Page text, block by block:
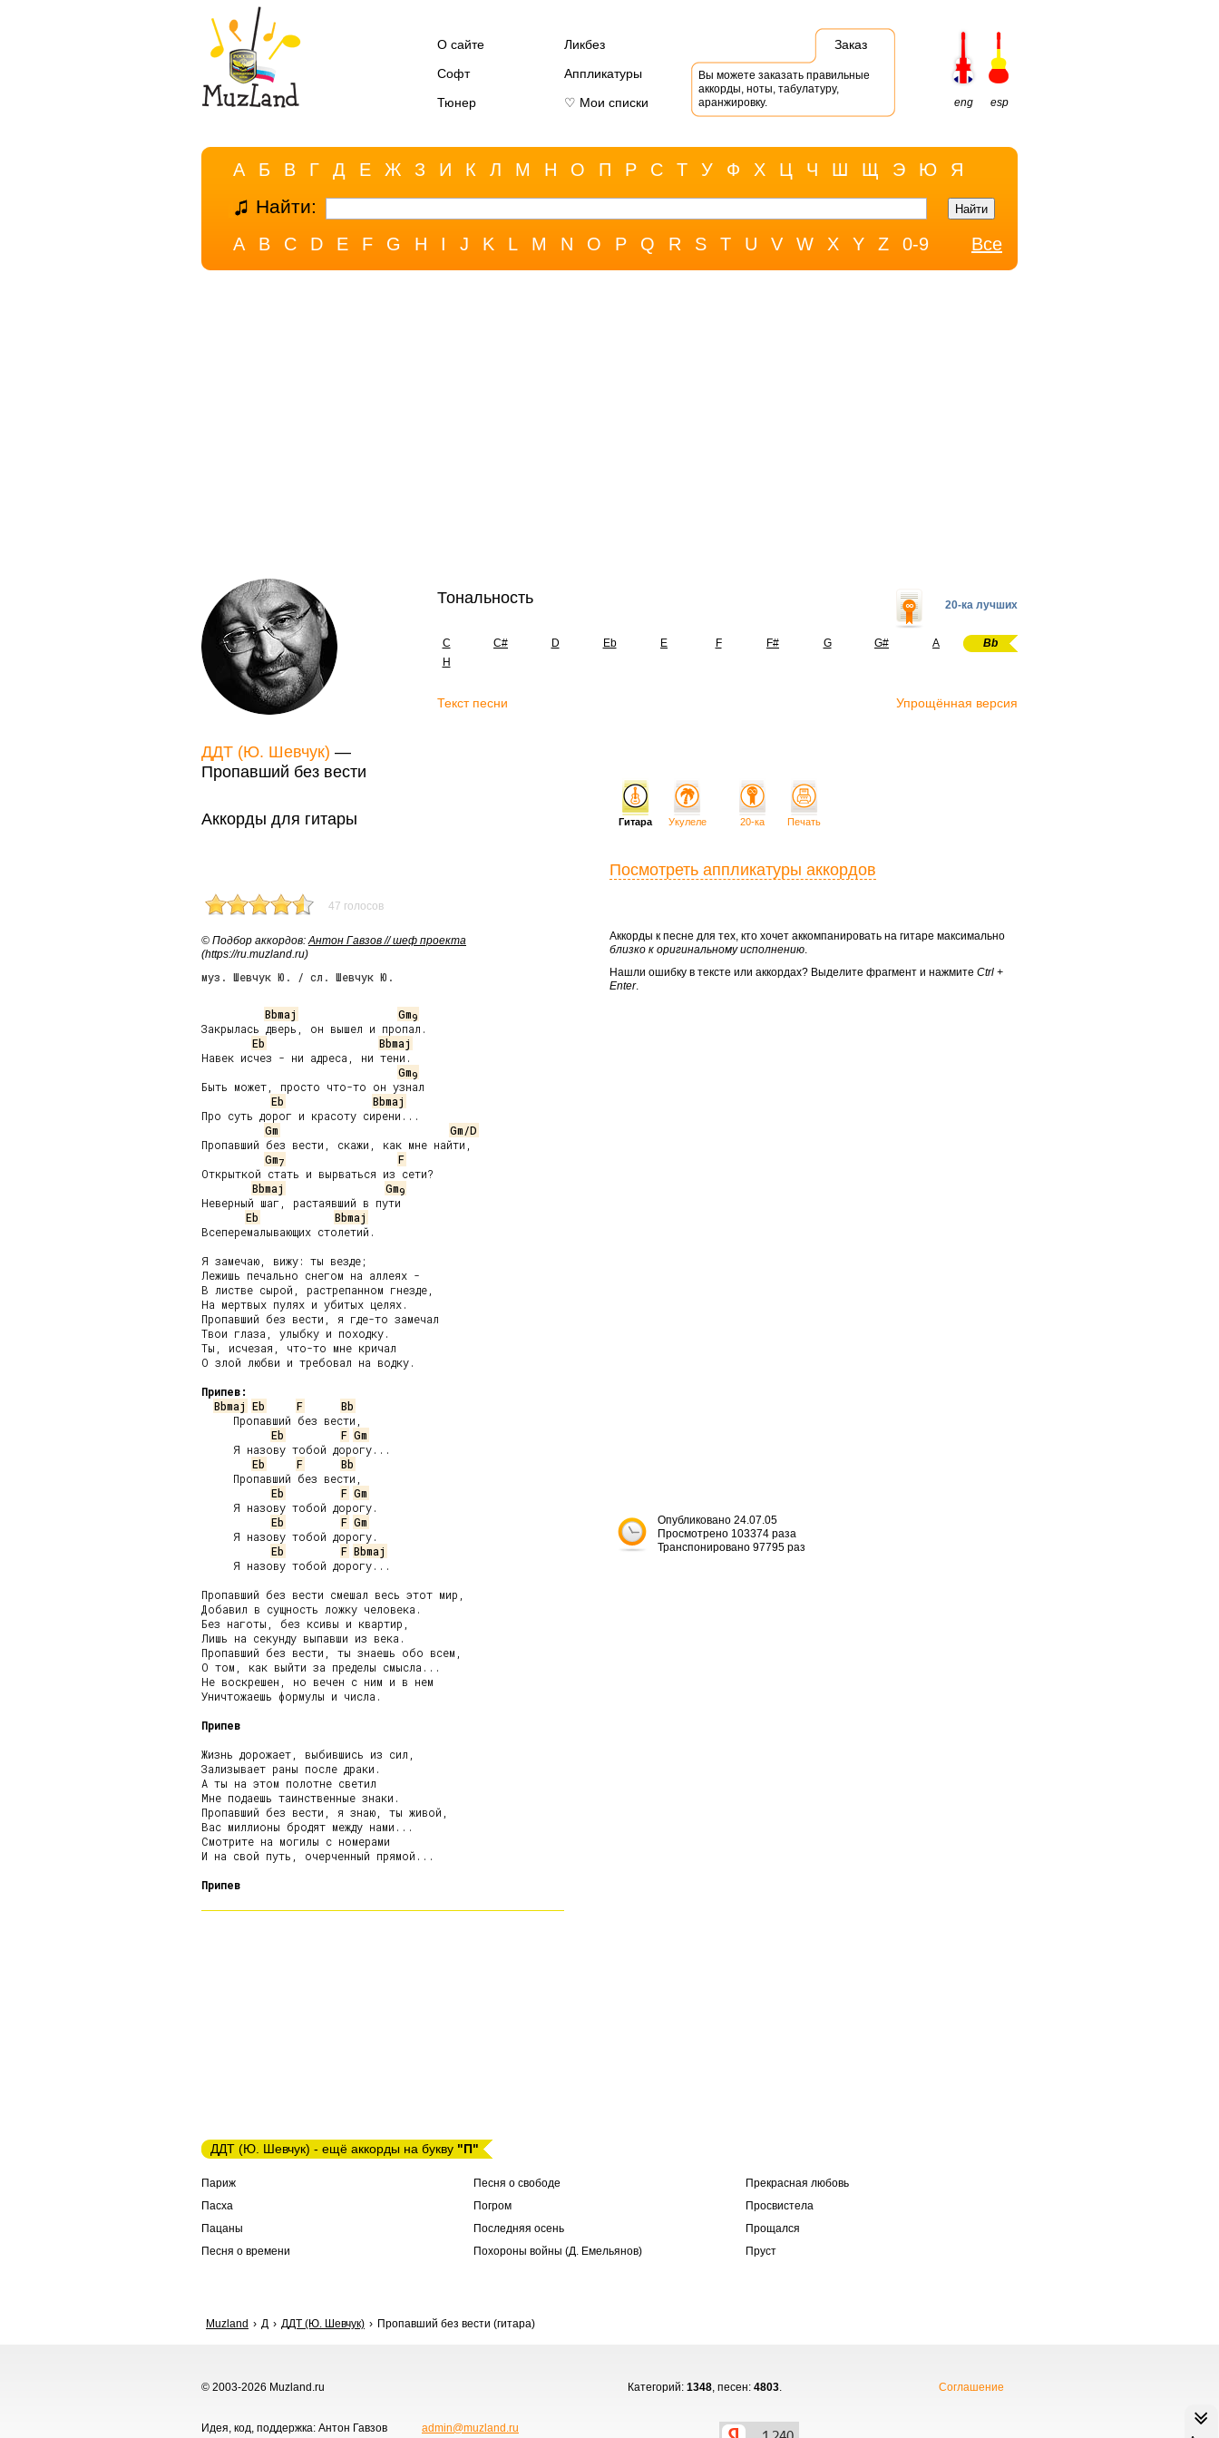
О сайте
Ликбез
Софт
Аппликатуры
Тюнер
♡ Мои списки
Заказ
Вы можете заказать правильные
аккорды, ноты, табулатуру,
аранжировку.
eng esp
А Б В Г Д Е Ж З И К Л М Н О П Р С Т У Ф Х Ц Ч Ш Щ Э Ю Я
Найти:
A B C D E F G H I J K L M N O P Q R S T U V W X Y Z 0-9 Все
ДДТ (Ю. Шевчук) —
Пропавший без вести
Тональность 20-ка лучших
C C# D Eb E F F# G G# A
Bb
H
Текст песни Упрощённая версия
Аккорды для гитары
47 голосов
© Подбор аккордов:Антон Гавзов // шеф проекта
(https://ru.muzland.ru)
муз. Шевчук Ю. / сл. Шевчук Ю.
Bbmaj Gm9
Закрылась дверь, он вышел и пропал.
Eb
Bbmaj
Навек исчез - ни адреса, ни тени.
Gm9
Быть может, просто что-то он узнал
Eb
Bbmaj
Про суть дорог и красоту сирени...
Gm
Gm/D
Пропавший без вести, скажи, как мне найти,
Gm7
F
Открыткой стать и вырваться из сети?
Bbmaj
Gm9
Неверный шаг, растаявший в пути
Eb
Bbmaj
Всеперемалывающих столетий.
Я замечаю, вижу: ты везде;
Лежишь печально снегом на аллеях -
В листве сырой, растрепанном гнезде,
На мертвых пулях и убитых целях.
Пропавший без вести, я где-то замечал
Твои глаза, улыбку и походку.
Ты, исчезая, что-то мне кричал
О злой любви и требовал на водку.
Припев:
Bbmaj Eb F
Bb
     Пропавший без вести,
Eb
F Gm
     Я назову тобой дорогу...
Eb
F
Bb
     Пропавший без вести,
Eb
F Gm
     Я назову тобой дорогу.
Eb
F Gm
     Я назову тобой дорогу.
Eb
F Bbmaj
     Я назову тобой дорогу...
Пропавший без вести смешал весь этот мир,
Добавил в сущность ложку человека.
Без наготы, без ксивы и квартир,
Лишь на секунду выпавши из века.
Пропавший без вести, ты знаешь обо всем,
О том, как выйти за пределы смысла...
Не воскрешен, но вечен с ним и в нем
Уничтожаешь формулы и числа.
Припев
Жизнь дорожает, выбившись из сил,
Зализывает раны после драки.
А ты на этом полотне светил
Мне подаешь таинственные знаки.
Пропавший без вести, я знаю, ты живой,
Вас миллионы бродят между нами...
Смотрите на могилы с номерами
И на свой путь, очерченный прямой...
Припев
Гитара Укулеле 20-ка Печать
Посмотреть аппликатуры аккордов
Аккорды к песне для тех, кто хочет аккомпанировать на гитаре максимально
близко к оригинальному исполнению.
Нашли ошибку в тексте или аккордах? Выделите фрагмент и нажмите Ctrl +
Enter.
Опубликовано 24.07.05
Просмотрено 103374 раза
Транспонировано 97795 раз
ДДТ (Ю. Шевчук) - ещё аккорды на букву "П"
Париж
Пасха
Пацаны
Песня о времени
Песня о свободе
Погром
Последняя осень
Похороны войны (Д. Емельянов)
Прекрасная любовь
Просвистела
Прощался
Пруст
Muzland Д ДДТ (Ю. Шевчук) Пропавший без вести (гитара)
© 2003-2026 Muzland.ru Категорий: 1348, песен: 4803. Соглашение
Идея, код, поддержка: Антон Гавзов admin@muzland.ru